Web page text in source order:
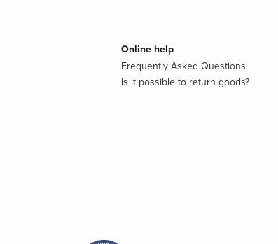
Online help
Frequently Asked Questions
Is it possible to return goods?